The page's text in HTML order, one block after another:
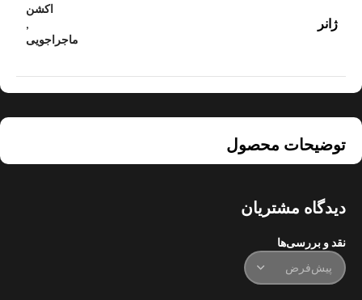
توضیحات محصول
ژانر
اکشن
,
ماجراجویی
دیدگاه مشتریان
نقد و بررسی‌ها